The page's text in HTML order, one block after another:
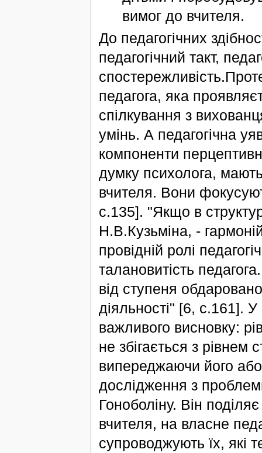
вимог до вчителя.
До педагогічних
педагогічний такт,
педагога, яка
спілкування з
умінь. А педагогічна
компоненти
думку психолога,
вчителя. Вони
с.135]. "Якщо в
Н.В.Кузьміна, -
провідній ролі
талановитість
від ступеня
діяльності" [6, с.161].
важливого висновку:
не збігається з рівнем
випереджаючи його
дослідження з
Гоноболіну. Він
вчителя, на власне
супроводжують їх, які